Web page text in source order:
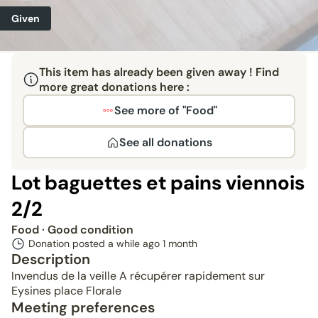
Given
This item has already been given away ! Find
more great donations here :
See more of "Food"
See all donations
Lot baguettes et pains viennois
2/2
Food· Good condition
Donation posted a while ago 1 month
Description
Invendus de la veille A récupérer rapidement sur
Eysines place Florale
Meeting preferences